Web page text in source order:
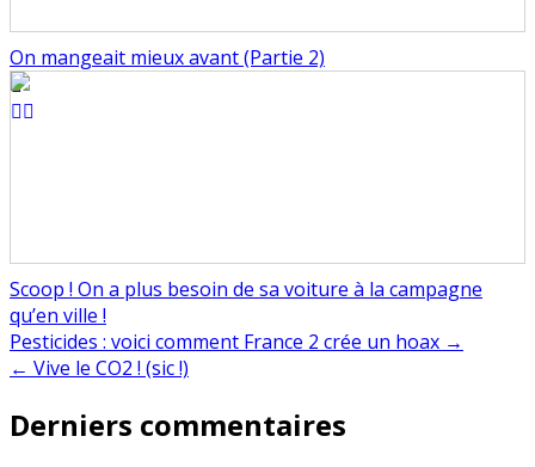
On mangeait mieux avant (Partie 2)
Scoop ! On a plus besoin de sa voiture à la campagne
qu’en ville !
Navigation
de
l’article
Pesticides : voici comment France 2 crée un hoax →
← Vive le CO2 ! (sic !)
Derniers commentaires